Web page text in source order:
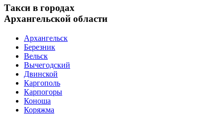
Такси в городах
Архангельской области
Архангельск
Березник
Вельск
Вычегодский
Двинской
Каргополь
Карпогоры
Коноша
Коряжма